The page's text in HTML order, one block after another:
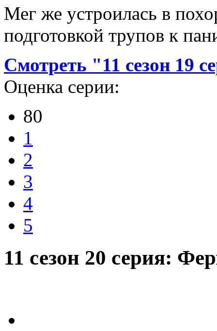
Мег же устроилась в
подготовкой трупов к
Смотреть "11 сезон 19
Оценка серии:
80
1
2
3
4
5
11 сезон 20 серия: